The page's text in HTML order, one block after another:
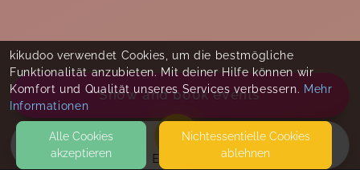
EVENTS
Show and book events
kikudoo verwendet Cookies, um die bestmögliche
Funktionalität anzubieten. Mit deiner Hilfe können wir
Komfort und Qualität unseres Services verbessern. Mehr
Informationen
Alle Cookies
akzeptieren
Nicht­essentielle Cookies
ablehnen